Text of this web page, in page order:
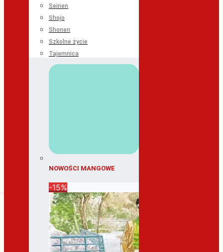
Seinen
Shojo
Shonen
Szkolne życie
Tajemnica
NOWOŚCI MANGOWE
-15%